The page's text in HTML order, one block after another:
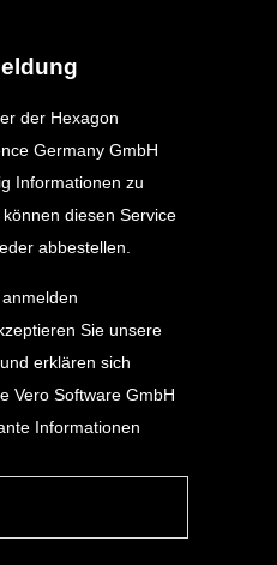
der Hexagon
Germany GmbH
Informationen zu
diesen Service
abbestellen.
Sie unsere
und erklären sich
Vero Software GmbH
Informationen